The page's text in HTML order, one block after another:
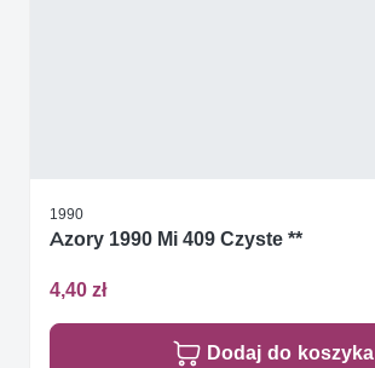
1990
Azory 1990 Mi 409 Czyste **
4,40 zł
Dodaj do koszyka